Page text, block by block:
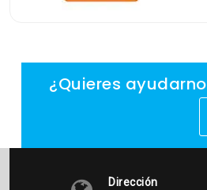
¿Quieres
Dirección